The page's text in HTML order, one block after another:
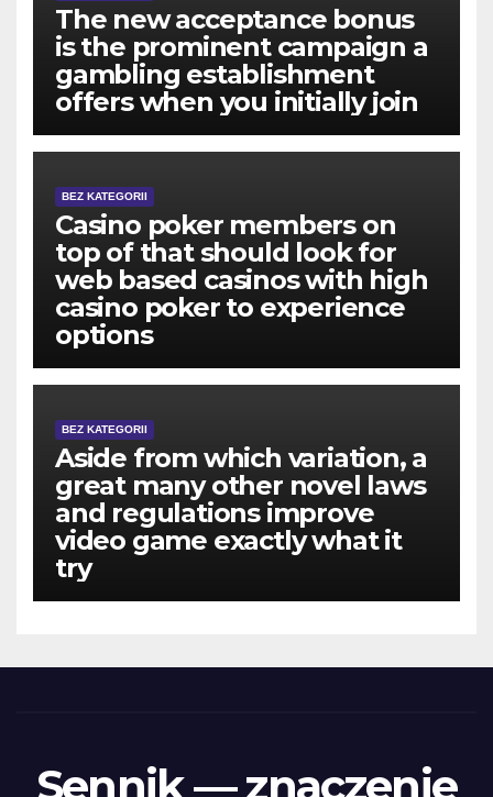
The new acceptance bonus
is the prominent campaign a
gambling establishment
offers when you initially join
BEZ KATEGORII
Casino poker members on
top of that should look for
web based casinos with high
casino poker to experience
options
BEZ KATEGORII
Aside from which variation, a
great many other novel laws
and regulations improve
video game exactly what it
try
Sennik — znaczenie